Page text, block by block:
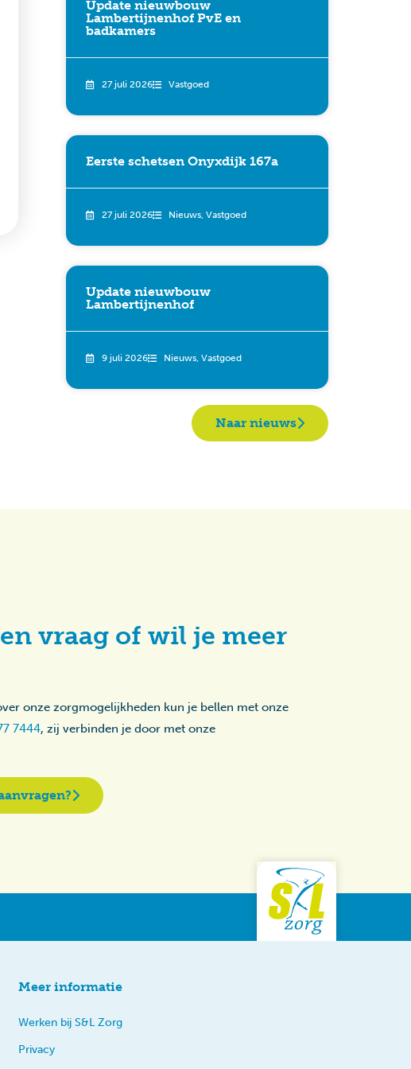
Update nieuwbouw
Lambertijnenhof PvE en
badkamers
27 juli 2026 Vastgoed
Eerste schetsen Onyxdijk 167a
27 juli 2026 Nieuws, Vastgoed
Update nieuwbouw
Lambertijnenhof
9 juli 2026 Nieuws, Vastgoed
Naar nieuws
vraag of wil je meer
onze zorgmogelijkheden kun je bellen met onze
7444, zij verbinden je door met onze
Meer informatie
Werken bij S&L Zorg
Privacy